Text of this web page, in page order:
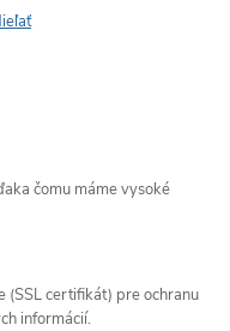
čomu máme vysoké
(SSL certifikát) pre ochranu
informácií.